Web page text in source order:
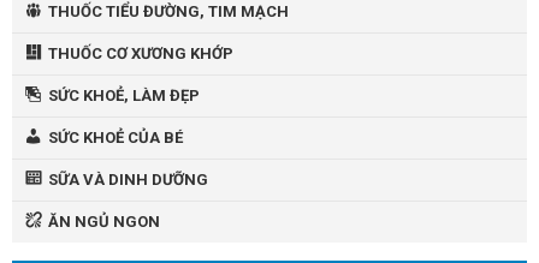
THUỐC TIỂU ĐƯỜNG, TIM MẠCH
THUỐC CƠ XƯƠNG KHỚP
SỨC KHOẺ, LÀM ĐẸP
SỨC KHOẺ CỦA BÉ
SỮA VÀ DINH DƯỠNG
ĂN NGỦ NGON